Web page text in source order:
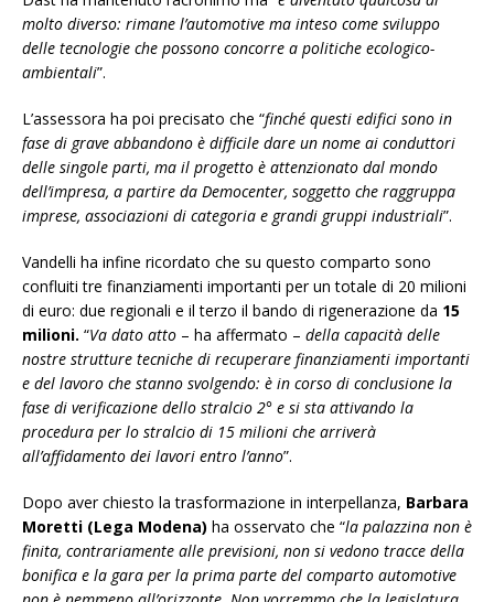
molto diverso: rimane l’automotive ma inteso come sviluppo
delle tecnologie che possono concorre a politiche ecologico-
ambientali”.
L’assessora ha poi precisato che “finché questi edifici sono in
fase di grave abbandono è difficile dare un nome ai conduttori
delle singole parti, ma il progetto è attenzionato dal mondo
dell’impresa, a partire da Democenter, soggetto che raggruppa
imprese, associazioni di categoria e grandi gruppi industriali”.
Vandelli ha infine ricordato che su questo comparto sono
confluiti tre finanziamenti importanti per un totale di 20 milioni
di euro: due regionali e il terzo il bando di rigenerazione da 15
milioni. “Va dato atto – ha affermato – della capacità delle
nostre strutture tecniche di recuperare finanziamenti importanti
e del lavoro che stanno svolgendo: è in corso di conclusione la
fase di verificazione dello stralcio 2° e si sta attivando la
procedura per lo stralcio di 15 milioni che arriverà
all’affidamento dei lavori entro l’anno”.
Dopo aver chiesto la trasformazione in interpellanza, Barbara
Moretti (Lega Modena) ha osservato che “la palazzina non è
finita, contrariamente alle previsioni, non si vedono tracce della
bonifica e la gara per la prima parte del comparto automotive